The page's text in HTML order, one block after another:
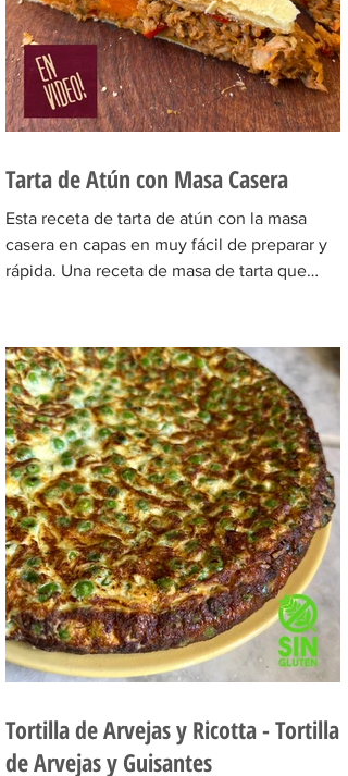
Tarta de Atún con Masa Casera
Esta receta de tarta de atún con la masa
casera en capas en muy fácil de preparar y
rápida. Una receta de masa de tarta que
Tortilla de Arvejas y Ricotta - Tortilla
de Arvejas y Guisantes